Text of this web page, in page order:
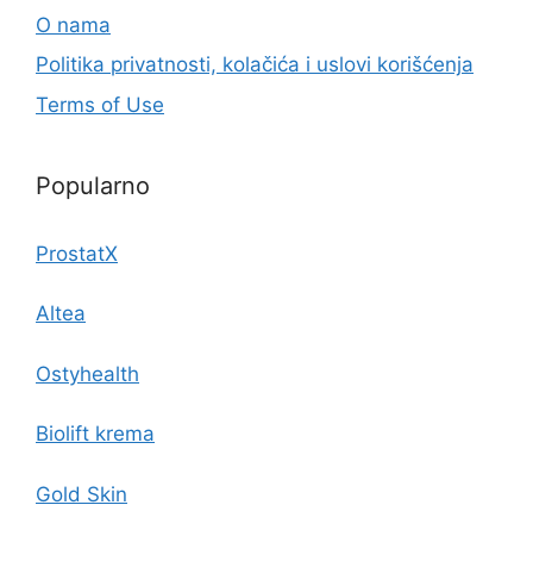
O nama
Politika privatnosti, kolačića i uslovi korišćenja
Terms of Use
Popularno
ProstatX
Altea
Ostyhealth
Biolift krema
Gold Skin